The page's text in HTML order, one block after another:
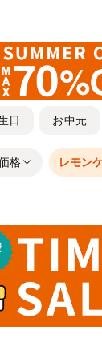
日 お中元
格 レモン